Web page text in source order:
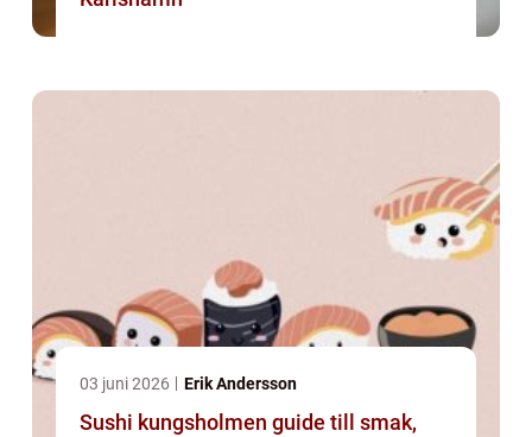
03 juni 2026 Erik Andersson
Sushi kungsholmen guide till smak,